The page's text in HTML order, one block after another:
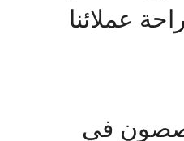
عملائنا
في